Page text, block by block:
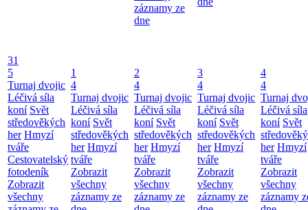
záznamy ze
dne
31
5
Turnaj dvojic
Léčivá síla
koní Svět
středověkých
her Hmyzí
tváře
Cestovatelský
fotodeník
Zobrazit
všechny
1
4
Turnaj dvojic
Léčivá síla
koní Svět
středověkých
her Hmyzí
tváře
Zobrazit
všechny
záznamy ze
2
4
Turnaj dvojic
Léčivá síla
koní Svět
středověkých
her Hmyzí
tváře
Zobrazit
všechny
záznamy ze
3
4
Turnaj dvojic
Léčivá síla
koní Svět
středověkých
her Hmyzí
tváře
Zobrazit
všechny
záznamy ze
4
4
Turnaj
Léčivá síla
koní Svět
her Hmyzí
tváře
Zobrazit
všechny
záznamy